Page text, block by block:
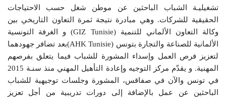
تشغيليـة الشباب الباحثين عن موطن شغل حسب الاحتياجات
الحقيقية للشركات. وهي مبادرة نتيجة ثمرة التعاون التاريخي بين
وكالة التعاون الألماني للتنمية (GIZ Tunisie) و الغرفة التونسية
الألمانية للصناعة والتجارة بتونس (AHK Tunisie)بعد تضافر جهودهما
لتعزيز فرص العمل وإسداء المشورة للشباب فيما يتعلق بفرصهم
المهنية. و يقدّم مركز التوجيه وإعادة التأهيل المهني منذ سنـة 2015
في تونس والآن في صفاقس، المشورة وجلسات توجيهية للشباب
الباحثين عن عمل بالإضافة إلى دورات تدريبية من أجل تعزيز